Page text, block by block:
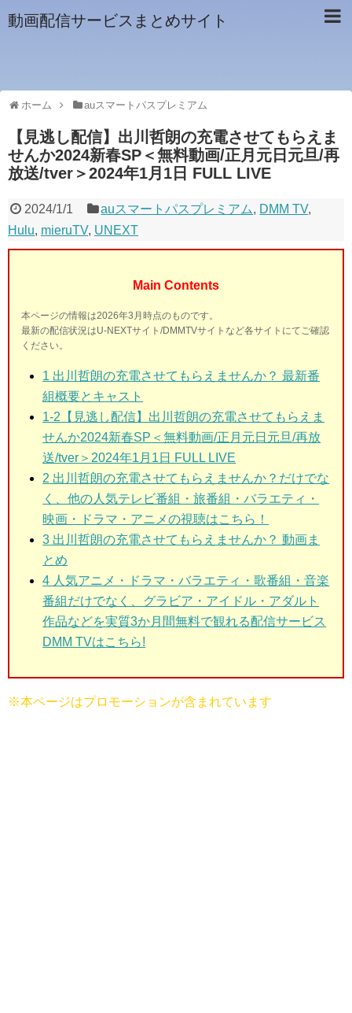
動画配信サービスまとめサイト
ホーム auスマートパスプレミアム
【見逃し配信】出川哲朗の充電させてもらえま
せんか2024新春SP＜無料動画/正月元日元旦/再
放送/tver＞2024年1月1日 FULL LIVE
2024/1/1 auスマートパスプレミアム, DMM TV,
Hulu, mieruTV, UNEXT
Main Contents
本ページの情報は2026年3月時点のものです。
最新の配信状況はU-NEXTサイト/DMMTVサイトなど各サイトにてご確認
ください。
1 出川哲朗の充電させてもらえませんか？ 最新番
組概要とキャスト
1-2 【見逃し配信】出川哲朗の充電させてもらえま
せんか2024新春SP＜無料動画/正月元日元旦/再放
送/tver＞2024年1月1日 FULL LIVE
2 出川哲朗の充電させてもらえませんか？だけでな
く、他の人気テレビ番組・旅番組・バラエティ・
映画・ドラマ・アニメの視聴はこちら！
3 出川哲朗の充電させてもらえませんか？ 動画ま
とめ
4 人気アニメ・ドラマ・バラエティ・歌番組・音楽
番組だけでなく、グラビア・アイドル・アダルト
作品などを実質3か月間無料で観れる配信サービス
DMM TVはこちら!
※本ページはプロモーションが含まれています